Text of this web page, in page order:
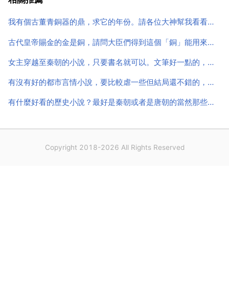
我有個古董青銅器的鼎，求它的年份。請各位大神幫我看看這玩意是什麼朝代的
古代皇帝賜金的金是銅，請問大臣們得到這個「銅」能用來做什麼
女主穿越至秦朝的小說，只要書名就可以。文筆好一點的，最好是新完結的
有沒有好的都市言情小說，要比較虐一些但結局還不錯的，越多
有什麼好看的歷史小說？最好是秦朝或者是唐朝的當然那些排行
Copyright 2018-2026 All Rights Reserved